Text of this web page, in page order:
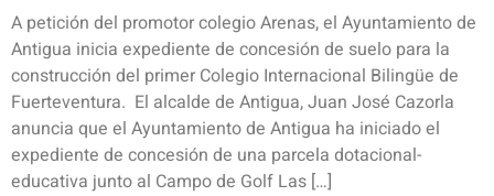
A petición del promotor colegio Arenas, el Ayuntamiento de
Antigua inicia expediente de concesión de suelo para la
construcción del primer Colegio Internacional Bilingüe de
Fuerteventura. El alcalde de Antigua, Juan José Cazorla
anuncia que el Ayuntamiento de Antigua ha iniciado el
expediente de concesión de una parcela dotacional-
educativa junto al Campo de Golf Las […]